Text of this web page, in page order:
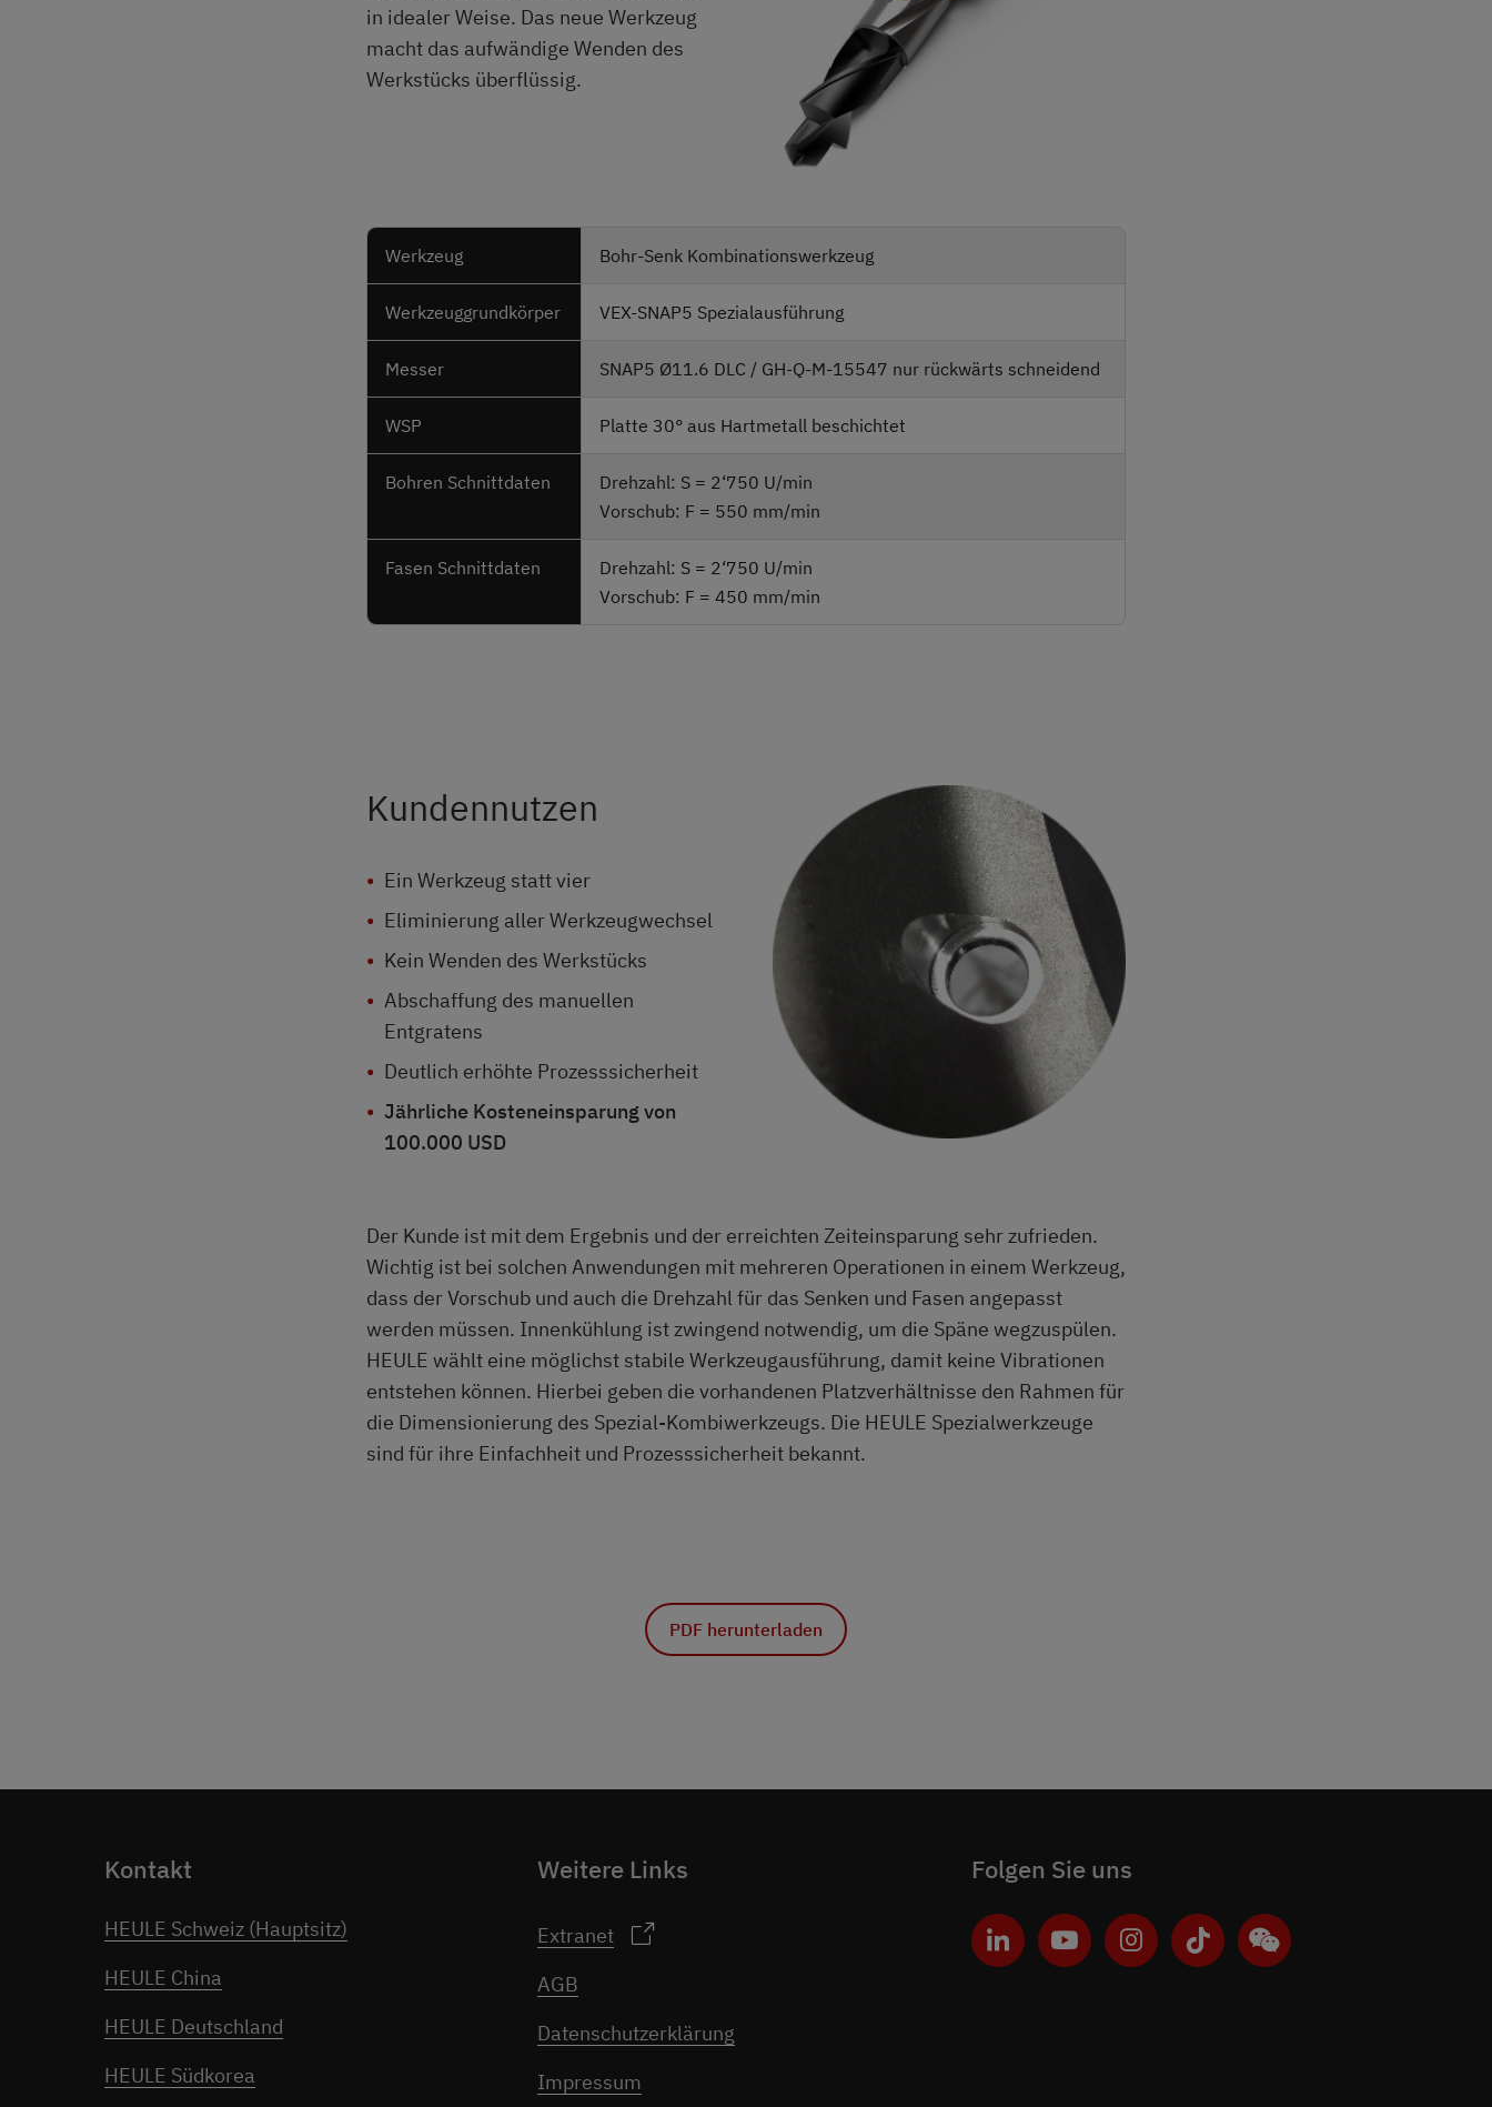
in idealer Weise. Das neue Werkzeug
macht das aufwändige Wenden des
Werkstücks überflüssig.
Werkzeug Bohr-Senk Kombinationswerkzeug
Werkzeuggrundkörper VEX-SNAP5 Spezialausführung
Messer SNAP5 Ø11.6 DLC / GH-Q-M-15547 nur rückwärts schneidend
WSP Platte 30° aus Hartmetall beschichtet
Bohren Schnittdaten
Drehzahl: S = 2‘750 U/min
Vorschub: F = 550 mm/min
Fasen Schnittdaten
Drehzahl: S = 2‘750 U/min
Vorschub: F = 450 mm/min
Kundennutzen
Ein Werkzeug statt vier
Eliminierung aller Werkzeugwechsel
Kein Wenden des Werkstücks
Abschaffung des manuellen
Entgratens
Deutlich erhöhte Prozesssicherheit
Jährliche Kosteneinsparung von
100.000 USD
Der Kunde ist mit dem Ergebnis und der erreichten Zeiteinsparung sehr zufrieden.
Wichtig ist bei solchen Anwendungen mit mehreren Operationen in einem Werkzeug,
dass der Vorschub und auch die Drehzahl für das Senken und Fasen angepasst
werden müssen. Innenkühlung ist zwingend notwendig, um die Späne wegzuspülen.
HEULE wählt eine möglichst stabile Werkzeugausführung, damit keine Vibrationen
entstehen können. Hierbei geben die vorhandenen Platzverhältnisse den Rahmen für
die Dimensionierung des Spezial-Kombiwerkzeugs. Die HEULE Spezialwerkzeuge
sind für ihre Einfachheit und Prozesssicherheit bekannt.
PDF herunterladen
Kontakt
HEULE Schweiz (Hauptsitz)
HEULE China
HEULE Deutschland
HEULE Südkorea
Weitere Links
Extranet
AGB
Datenschutzerklärung
Impressum
Folgen Sie uns